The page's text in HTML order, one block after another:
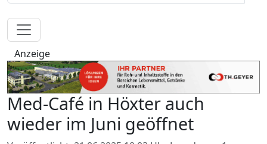
Anzeige
Med-Café in Höxter auch
wieder im Juni geöffnet